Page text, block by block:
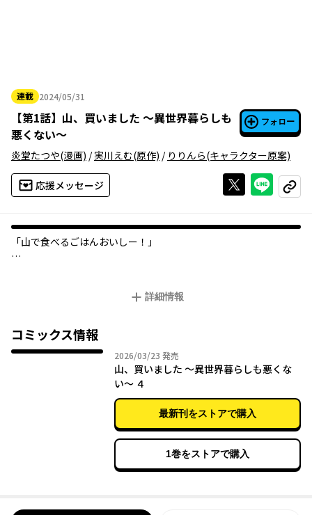
連載 2024/05/31
2024年05月31日
【第1話】 山、買いました 〜異世界暮らしも
悪くない〜
フォロー
炎堂たつや(漫画) /実川えむ(原作) / りりんら(キャラクター原案)
応援メッセージ Xで投稿する
ライン
コピー
「山で食べるごはんおいしー！」
て──
「山を買わんか？」
っていきなりどういうこと!?
未開の山をチートで開拓！
モフモフといっしょに過ごす、異世界ほのぼのスローライフ♪
詳細情報
コミックス情報
2026/03/23 2026年03月23日
発売
山、買いました ～異世界暮らしも悪くな
い～ ４
最新刊をストアで購入
1巻をストアで購入